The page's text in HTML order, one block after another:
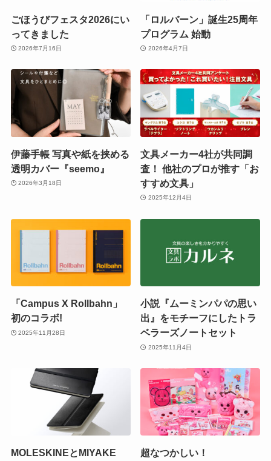
ごほうびフェスタ2026にい
ってきました
2026年7月16日
「ロルバーン」誕生25周年
プログラム 始動
2026年4月7日
伊藤手帳 写真や紙を挟める
透明カバー『seemo』
2026年3月18日
文具メーカー4社が共同調
査！ 他社のプロが推す「お
すすめ文具」
2025年12月4日
「Campus X Rollbahn」
初のコラボ!
2025年11月28日
小説『ムーミンパパの思い
出』をモチーフにしたトラ
ベラーズノートセット
2025年11月4日
MOLESKINEとMIYAKE
超なつかしい！